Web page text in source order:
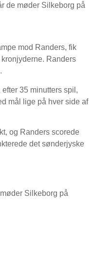
de møder Silkeborg på
mod Randers, fik
Randers
35 minutters spil,
mål lige på hver side af
og Randers scorede
det sønderjyske
Silkeborg på